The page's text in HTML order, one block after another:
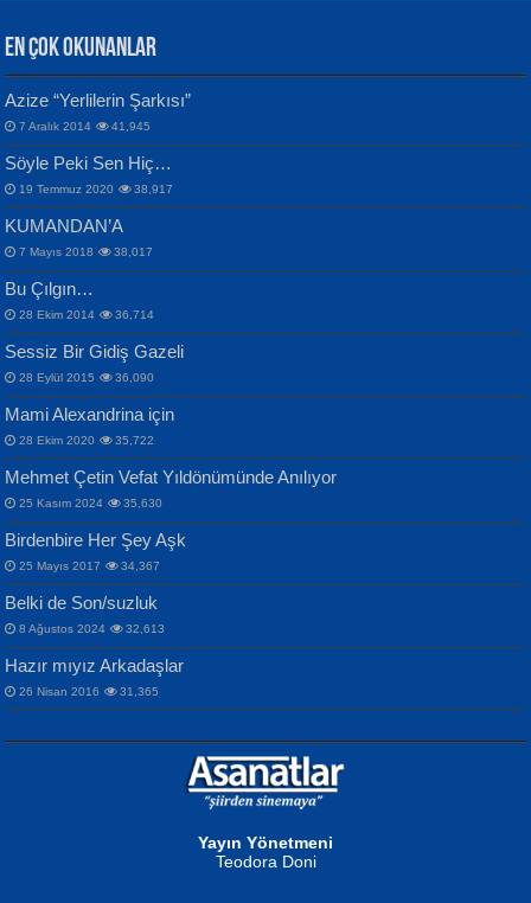
VAHDETTİN YİĞİTCAN
Samimiyet Nedir?...
İPEK ACAR SERT
Gazze’nin Şecaati, Ümmetin İmtihanı...
MAHMUT GÜRBÜZ
İbrahim Olmak ve Bitirebilmek...
NURAN KÖSE BAYDAR
Bülent Sağlam
Mescid-i Aksâ Üstüne Ay!...
Selahattin Yıldız
İdrakimle Üşürken...
Songül Özel
Mahzen...
Ben Deniz Değilim ki...
CAHİT SITKI TARANCI
Otuz Beş Yaş Şiiri...
ERDEM BAYAZIT
Sana, Bana, Vatanıma, Ülkemin
İnsanlarına Dair...
NAZIM HİKMET RAN
Bir Cezaevinde, Tecritteki Adamın
Mektupları...
EN ÇOK OKUNANLAR
Azize “Yerlilerin Şarkısı”
7 Aralık 2014 41,945
Söyle Peki Sen Hiç…
19 Temmuz 2020 38,917
KUMANDAN’A
7 Mayıs 2018 38,017
Bu Çılgın…
28 Ekim 2014 36,714
Sessiz Bir Gidiş Gazeli
28 Eylül 2015 36,090
Mami Alexandrina için
28 Ekim 2020 35,722
Mehmet Çetin Vefat Yıldönümünde Anılıyor
25 Kasım 2024 35,630
Birdenbire Her Şey Aşk
25 Mayıs 2017 34,367
Belki de Son/suzluk
8 Ağustos 2024 32,613
Hazır mıyız Arkadaşlar
26 Nisan 2016 31,365
Yayın Yönetmeni
Teodora Doni